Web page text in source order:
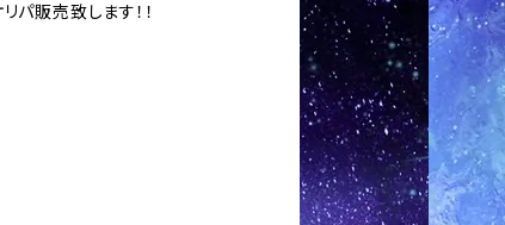
販売致します！！